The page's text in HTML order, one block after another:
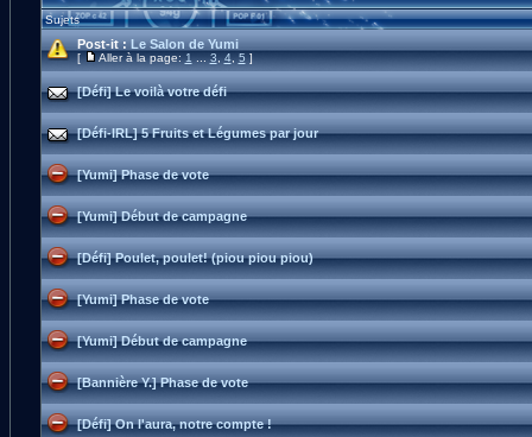
Sujets
Post-it : Le Salon de Yumi
[ Aller à la page:1...3,4,5]
[Défi] Le voilà votre défi
[Défi-IRL] 5 Fruits et Légumes par jour
[Yumi] Phase de vote
[Yumi] Début de campagne
[Défi] Poulet, poulet! (piou piou piou)
[Yumi] Phase de vote
[Yumi] Début de campagne
[Bannière Y.] Phase de vote
[Défi] On l'aura, notre compte !